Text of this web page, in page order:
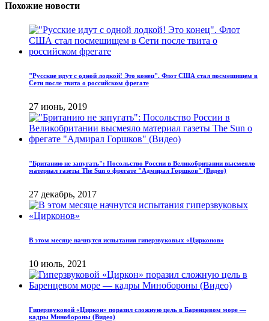
Похожие новости
"Русские идут с одной лодкой! Это конец". Флот США стал посмешищем в
Сети после твита о российском фрегате
27 июнь, 2019
"Британию не запугать": Посольство России в Великобритании высмеяло
материал газеты The Sun о фрегате "Адмирал Горшков" (Видео)
27 декабрь, 2017
В этом месяце начнутся испытания гиперзвуковых «Цирконов»
10 июль, 2021
Гиперзвуковой «Циркон» поразил сложную цель в Баренцевом море —
кадры Минобороны (Видео)